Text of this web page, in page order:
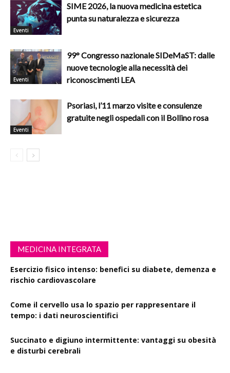
Eventi
SIME 2026, la nuova medicina estetica
punta su naturalezza e sicurezza
Eventi
99° Congresso nazionale SIDeMaST: dalle
nuove tecnologie alla necessità dei
riconoscimenti LEA
Eventi
Psoriasi, l’11 marzo visite e consulenze
gratuite negli ospedali con il Bollino rosa
MEDICINA INTEGRATA
Esercizio fisico intenso: benefici su diabete, demenza e
rischio cardiovascolare
Come il cervello usa lo spazio per rappresentare il
tempo: i dati neuroscientifici
Succinato e digiuno intermittente: vantaggi su obesità
e disturbi cerebrali